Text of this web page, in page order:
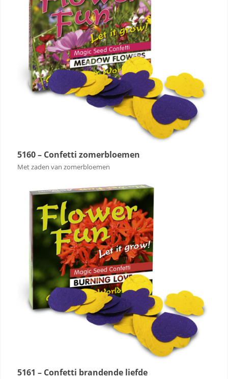
5160 – Confetti zomerbloemen
Met zaden van zomerbloemen
5161 – Confetti brandende liefde